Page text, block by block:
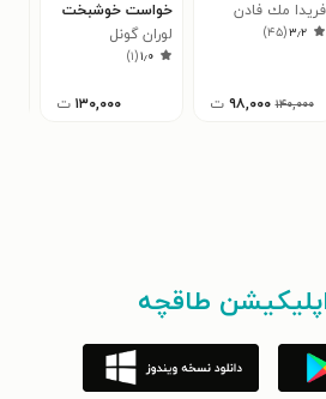
فريدا مك فادن
۳٫۲(۴۵)
۱۴۰,۰۰۰ ۹۸,۰۰۰ ت
خواست خوشبخت
باشد
لوران گونل
۱٫۰(۱)
۱۳۰,۰۰۰ ت
اپلیکیشن طاقچه